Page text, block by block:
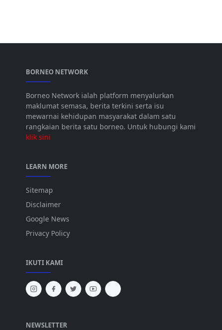
BORNEO NETWORK
Borneo Network ialah platform menyalurkan
maklumat semasa, berita terkini serta isu
mewarnai kehidupan masyarakat dalam satu
rangkaian berita satu borneo. Untuk hubungi kami
klik sini
LEARN MORE
Sitemap
Disclaimer
Google News
Privacy Policy
IKUTI KAMI
NEWSLETTER